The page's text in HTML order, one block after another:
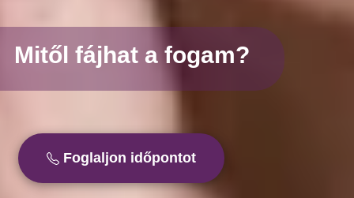
Mitől fájhat a fogam?
Foglaljon időpontot